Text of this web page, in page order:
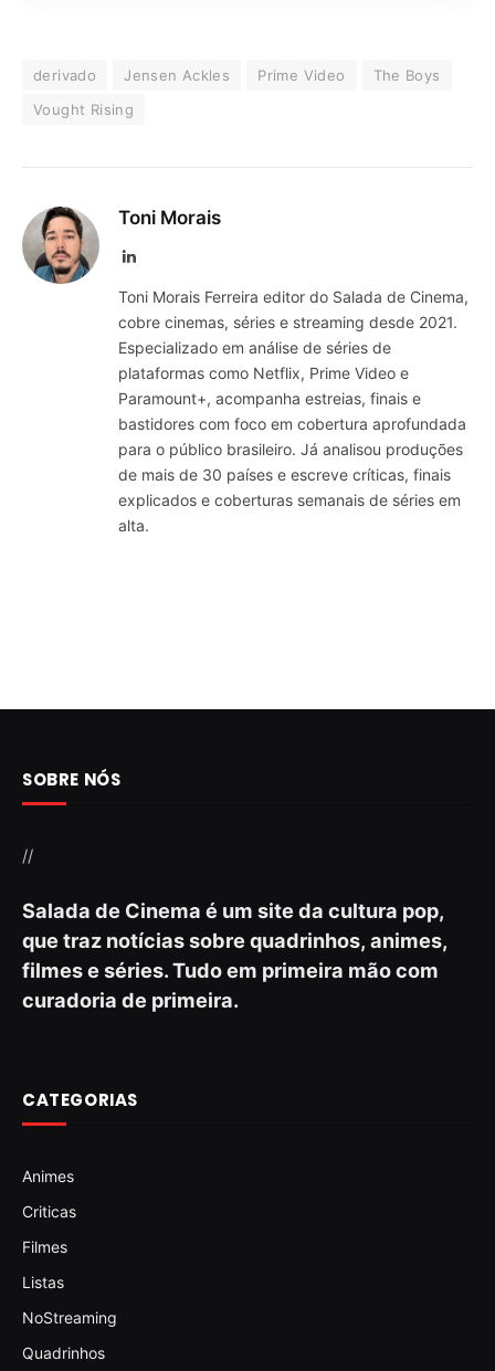
derivado Jensen Ackles Prime Video
The Boys
Vought Rising
Toni Morais
LinkedIn
Toni Morais Ferreira editor do Salada de Cinema,
cobre cinemas, séries e streaming desde 2021.
Especializado em análise de séries de
plataformas como Netflix, Prime Video e
Paramount+, acompanha estreias, finais e
bastidores com foco em cobertura aprofundada
para o público brasileiro. Já analisou produções
de mais de 30 países e escreve críticas, finais
explicados e coberturas semanais de séries em
alta.
SOBRE NÓS
//
Salada de Cinema é um site da cultura pop,
que traz notícias sobre quadrinhos, animes,
filmes e séries. Tudo em primeira mão com
curadoria de primeira.
CATEGORIAS
Animes
Criticas
Filmes
Listas
NoStreaming
Quadrinhos